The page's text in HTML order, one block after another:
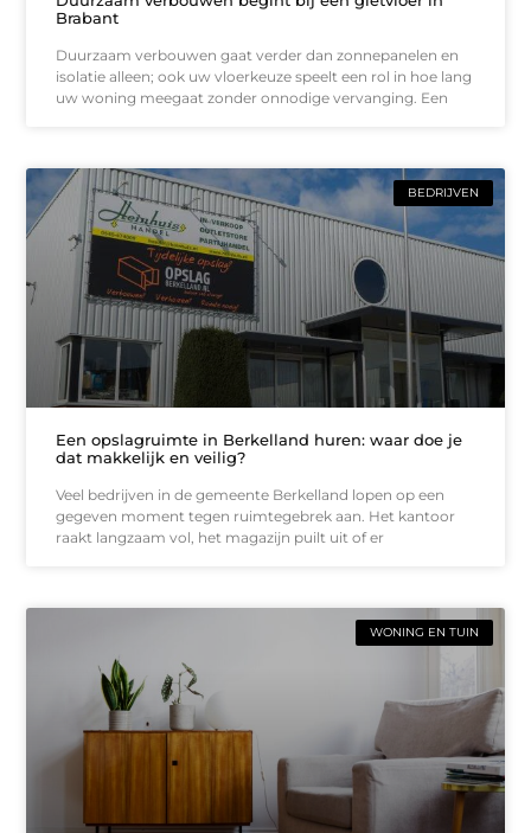
Brabant
Duurzaam verbouwen gaat verder dan zonnepanelen en
isolatie alleen; ook uw vloerkeuze speelt een rol in hoe lang
uw woning meegaat zonder onnodige vervanging. Een
BEDRIJVEN
Een opslagruimte in Berkelland huren: waar doe je
dat makkelijk en veilig?
Veel bedrijven in de gemeente Berkelland lopen op een
gegeven moment tegen ruimtegebrek aan. Het kantoor
raakt langzaam vol, het magazijn puilt uit of er
WONING EN TUIN